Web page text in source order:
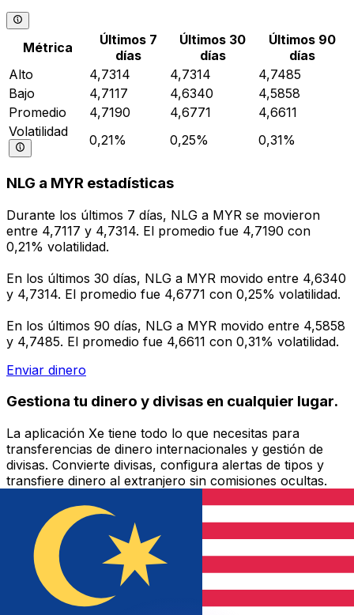
Métrica
Últimos 7
días
Últimos 30
días
Últimos 90
días
Alto
4,7314 4,7314
4,7485
Bajo
4,7117 4,6340
4,5858
Promedio
4,7190 4,6771
4,6611
Volatilidad
0,21% 0,25% 0,31%
NLG a MYR estadísticas
Durante los últimos 7 días, NLG a MYR se movieron
entre 4,7117 y 4,7314. El promedio fue 4,7190 con
0,21% volatilidad.
En los últimos 30 días, NLG a MYR movido entre 4,6340
y 4,7314. El promedio fue 4,6771 con 0,25% volatilidad.
En los últimos 90 días, NLG a MYR movido entre 4,5858
y 4,7485. El promedio fue 4,6611 con 0,31% volatilidad.
Enviar dinero
Gestiona tu dinero y divisas en cualquier lugar.
La aplicación Xe tiene todo lo que necesitas para
transferencias de dinero internacionales y gestión de
divisas. Convierte divisas, configura alertas de tipos y
transfiere dinero al extranjero sin comisiones ocultas.